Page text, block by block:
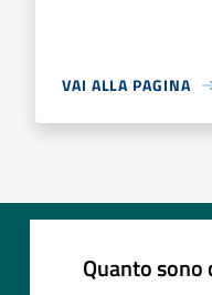
VAI ALLA PAGINA
Quanto